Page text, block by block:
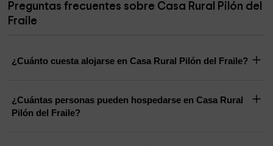
Preguntas frecuentes sobre Casa Rural Pilón del
Fraile
¿Cuánto cuesta alojarse en Casa Rural Pilón del Fraile?
¿Cuántas personas pueden hospedarse en Casa Rural
Pilón del Fraile?